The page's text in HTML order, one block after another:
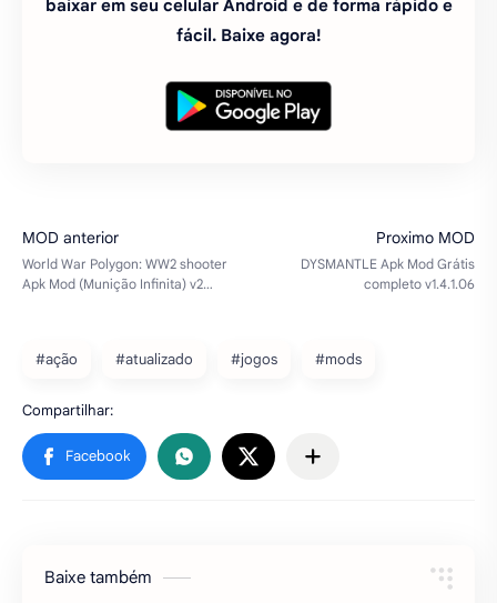
baixar em seu celular Android e de forma rápido e
fácil. Baixe agora!
#ação #atualizado #jogos #mods
Baixe também